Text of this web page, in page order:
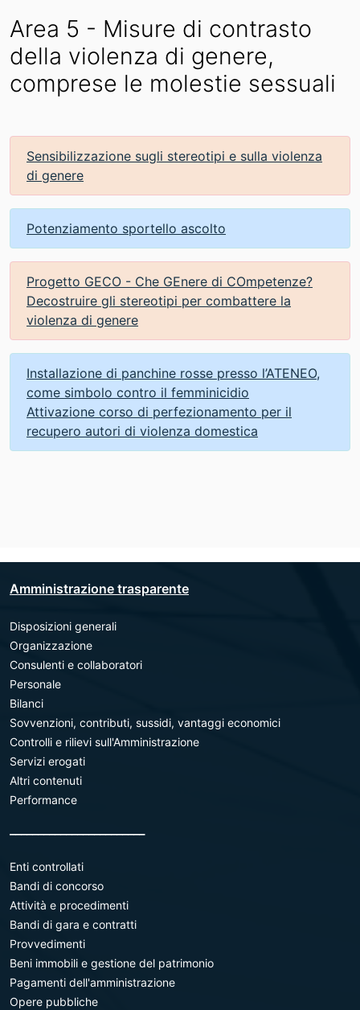
Area 5 - Misure di contrasto
della violenza di genere,
comprese le molestie sessuali
Sensibilizzazione sugli stereotipi e sulla violenza
di genere
Potenziamento sportello ascolto
Progetto GECO - Che GEnere di COmpetenze?
Decostruire gli stereotipi per combattere la
violenza di genere
Installazione di panchine rosse presso l’ATENEO,
come simbolo contro il femminicidio
Attivazione corso di perfezionamento per il
recupero autori di violenza domestica
Amministrazione trasparente
Disposizioni generali
Organizzazione
Consulenti e collaboratori
Personale
Bilanci
Sovvenzioni, contributi, sussidi, vantaggi economici
Controlli e rilievi sull'Amministrazione
Servizi erogati
Altri contenuti
Performance
Enti controllati
Bandi di concorso
Attività e procedimenti
Bandi di gara e contratti
Provvedimenti
Beni immobili e gestione del patrimonio
Pagamenti dell'amministrazione
Opere pubbliche